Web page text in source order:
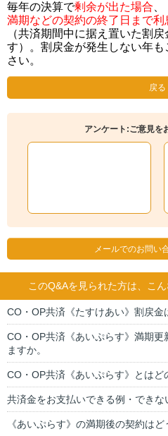
毎年の決算で剰余が出た場合
満期などの契約の終了日まで
（共済期間中に据え置いた割
す）。割戻金が発生しない年
さい。
戻る
アンケート:ご意見を
メールでのお問い
このQ&Aを見られた方は、こ
CO・OP共済《たすけあい》割戻金
CO・OP共済《あいぷらす》満期更
ますか。
CO・OP共済《あいぷらす》とはど
共済金をお支払いできる例・できな
《あいぷらす》の満期後の契約はど